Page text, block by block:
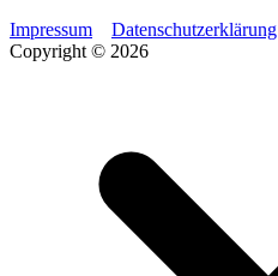
Impressum
Datenschutzerklärung
Copyright © 2026